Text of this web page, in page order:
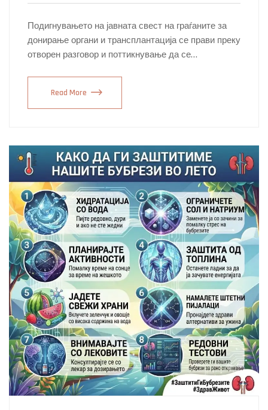
Подигнувањето на јавната свест на граѓаните за
донирање органи и трансплантација се прави преку
отворен разговор и поттикнување да се…
Read More